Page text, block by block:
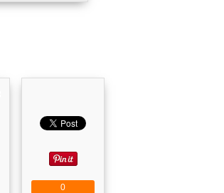
0